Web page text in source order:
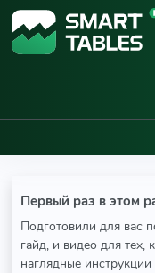
Первый раз в этом
Подготовили для вас
гайд, и видео для тех,
наглядные инструкции